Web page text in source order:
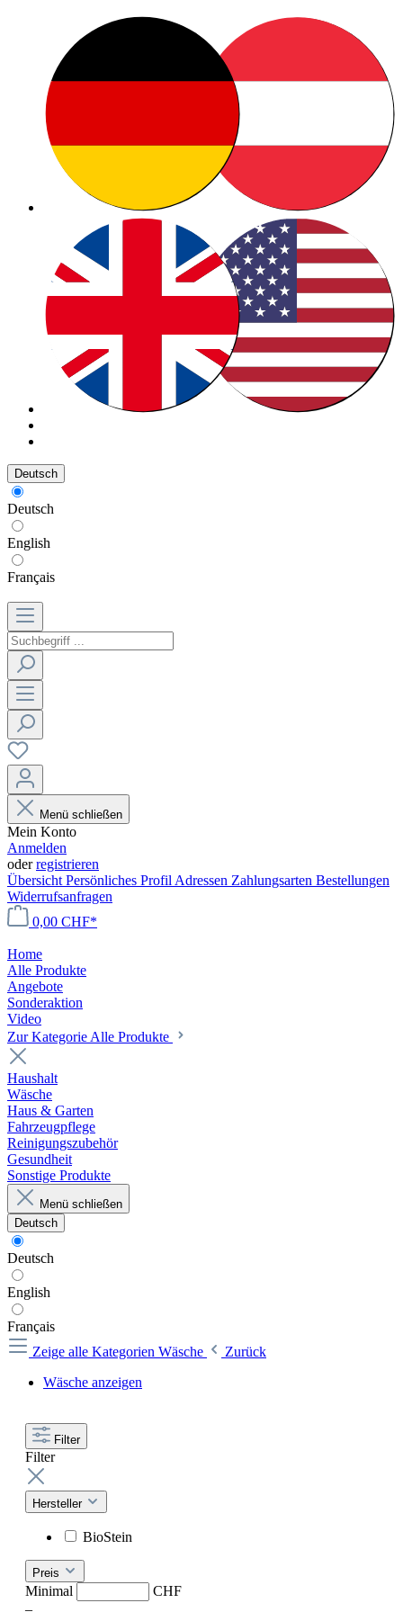
Deutsch
Deutsch
English
Français
Menü schließen
Mein Konto
Anmelden
oderregistrieren
Übersicht Persönliches Profil Adressen Zahlungsarten Bestellungen
Widerrufsanfragen
0,00 CHF*
Home
Alle Produkte
Angebote
Sonderaktion
Video
Zur Kategorie Alle Produkte
Haushalt
Wäsche
Haus & Garten
Fahrzeugpflege
Reinigungszubehör
Gesundheit
Sonstige Produkte
Menü schließen
Deutsch
Deutsch
English
Français
Zeige alle Kategorien Wäsche
Zurück
Wäsche anzeigen
Filter
Filter
Hersteller
BioStein
Preis
Minimal
CHF